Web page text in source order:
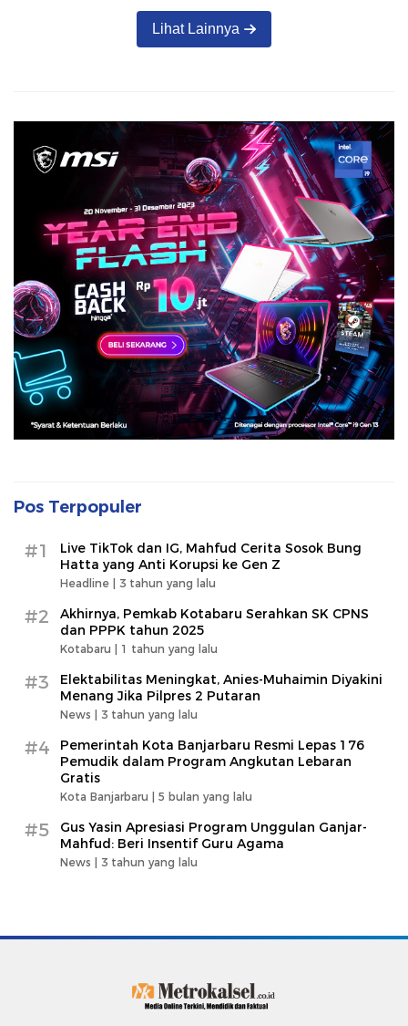
Lihat Lainnya
Pos Terpopuler
#1
Live TikTok dan IG, Mahfud Cerita Sosok Bung
Hatta yang Anti Korupsi ke Gen Z
Headline | 3 tahun yang lalu
#2
Akhirnya, Pemkab Kotabaru Serahkan SK CPNS
dan PPPK tahun 2025
Kotabaru | 1 tahun yang lalu
#3
Elektabilitas Meningkat, Anies-Muhaimin Diyakini
Menang Jika Pilpres 2 Putaran
News | 3 tahun yang lalu
#4
Pemerintah Kota Banjarbaru Resmi Lepas 176
Pemudik dalam Program Angkutan Lebaran
Gratis
Kota Banjarbaru | 5 bulan yang lalu
#5
Gus Yasin Apresiasi Program Unggulan Ganjar-
Mahfud: Beri Insentif Guru Agama
News | 3 tahun yang lalu